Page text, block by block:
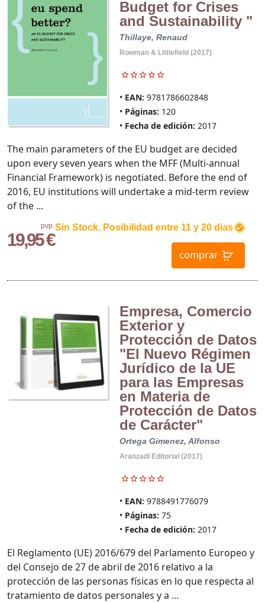
Budget for Crises
and Sustainability "
Thillaye, Renaud
Rowman & Littlefield (2017)
EAN: 9781786602848
Páginas: 120
Fecha de edición: 2017
pvp.
19,95 €
Sin Stock. Posibilidad entre 11 y 20 dias
comprar
The main parameters of the EU budget are decided
upon every seven years when the MFF (Multi-annual
Financial Framework) is negotiated. Before the end of
2016, EU institutions will undertake a mid-term review
of the ...
Empresa, Comercio
Exterior y
Protección de Datos
"El Nuevo Régimen
Jurídico de la UE
para las Empresas
en Materia de
Protección de Datos
de Carácter"
Ortega Gimenez, Alfonso
Aranzadi Editorial (2017)
EAN: 9788491776079
Páginas: 75
Fecha de edición: 2017
El Reglamento (UE) 2016/679 del Parlamento Europeo y
del Consejo de 27 de abril de 2016 relativo a la
protección de las personas físicas en lo que respecta al
tratamiento de datos personales y a ...